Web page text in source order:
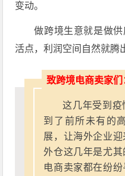
变动。
做跨境生意就是做
活点，利润空间自然就腾
致跨境电商卖家们
这几年受到
到了前所未有的
展，让海外企业
外仓这几年是尤
电商卖家都在纷